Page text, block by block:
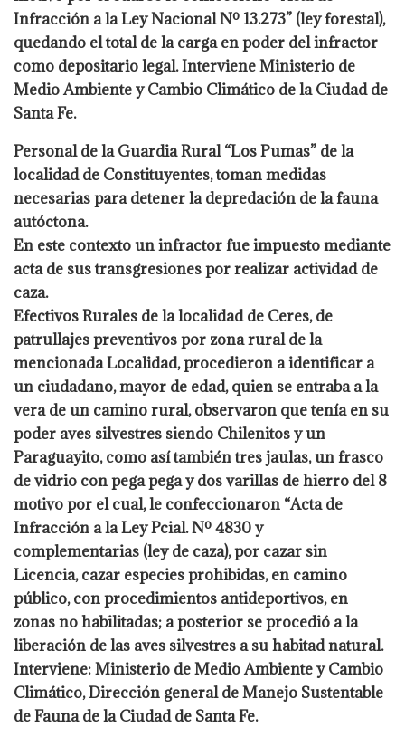
Infracción a la Ley Nacional Nº 13.273” (ley forestal),
quedando el total de la carga en poder del infractor
como depositario legal. IntervieneMinisterio de
Medio Ambiente y Cambio Climático de la Ciudad de
Santa Fe.
Personal de la Guardia Rural “Los Pumas” de la
localidad de Constituyentes, tomanmedidas
necesarias para detener la depredación de la fauna
autóctona.
En este contexto un infractor fue impuesto mediante
acta de sus transgresiones porrealizar actividad de
caza.
Efectivos Rurales de la localidad de Ceres, de
patrullajes preventivos por zona rural de la
mencionada Localidad, procedieron a identificar a
un ciudadano, mayor de edad, quien se entraba a la
vera de un camino rural, observaron que tenía en su
poder aves silvestres siendo Chilenitos y un
Paraguayito, como así también tres jaulas, un frasco
de vidrio conpega pega y dos varillas de hierro del 8
motivo por el cual, le confeccionaron “Acta de
Infracción a la Ley Pcial. Nº 4830 y
complementarias (ley de caza), por cazar sin
Licencia, cazar especies prohibidas, en camino
público, con procedimientos antideportivos, en
zonas no habilitadas; a posterior se procedió a la
liberación de las aves silvestres a su habitad natural.
Interviene: Ministerio de Medio Ambiente y Cambio
Climático, Dirección general de Manejo Sustentable
de Fauna de la Ciudad de Santa Fe.